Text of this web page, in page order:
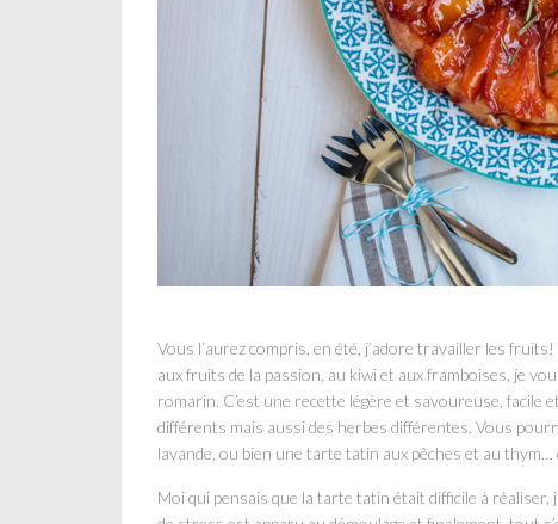
Vous l’aurez compris, en été, j’adore travailler les
aux fruits de la passion, au kiwi et aux framboises, je
romarin. C’est une recette légère et savoureuse, facile
différents mais aussi des herbes différentes. Vous
lavande, ou bien une tarte tatin aux pêches et au
Moi qui pensais que la tarte tatin était difficile à